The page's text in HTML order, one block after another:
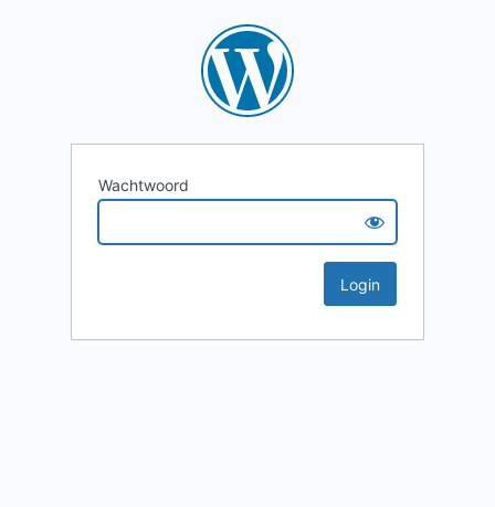
Wachtwoord